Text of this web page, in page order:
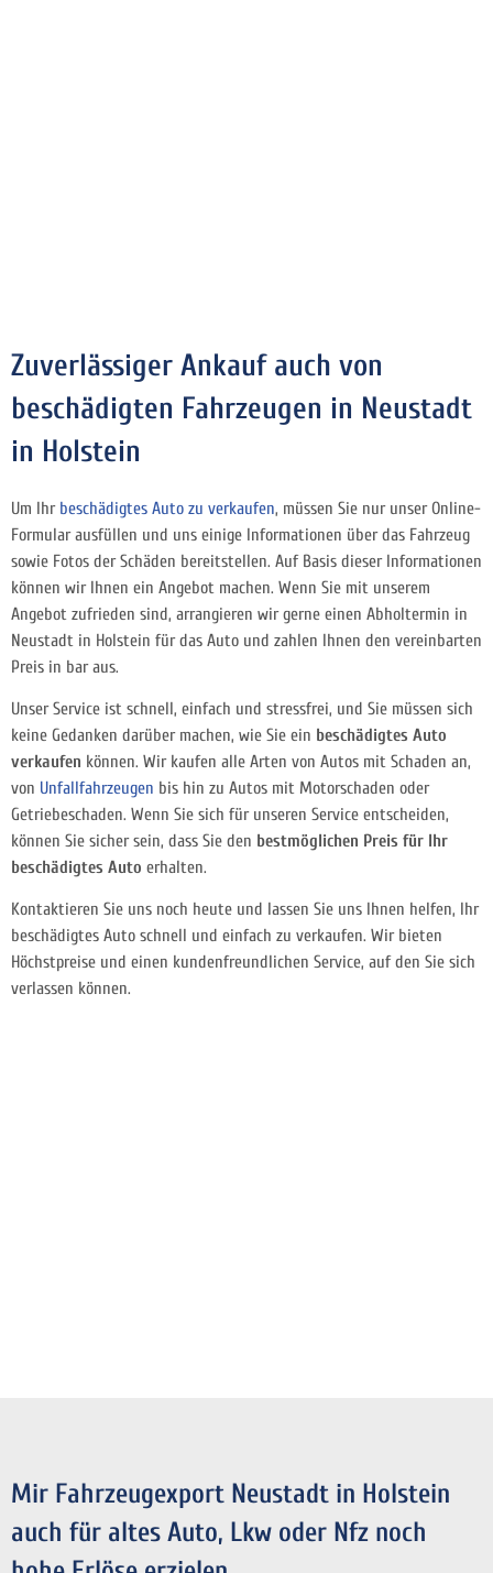
Zuverlässiger Ankauf auch von
beschädigten Fahrzeugen in Neustadt
in Holstein
Um Ihr beschädigtes Auto zu verkaufen, müssen Sie nur unser Online-
Formular ausfüllen und uns einige Informationen über das Fahrzeug
sowie Fotos der Schäden bereitstellen. Auf Basis dieser Informationen
können wir Ihnen ein Angebot machen. Wenn Sie mit unserem
Angebot zufrieden sind, arrangieren wir gerne einen Abholtermin in
Neustadt in Holstein für das Auto und zahlen Ihnen den vereinbarten
Preis in bar aus.
Unser Service ist schnell, einfach und stressfrei, und Sie müssen sich
keine Gedanken darüber machen, wie Sie ein beschädigtes Auto
verkaufen können. Wir kaufen alle Arten von Autos mit Schaden an,
von Unfallfahrzeugen bis hin zu Autos mit Motorschaden oder
Getriebeschaden. Wenn Sie sich für unseren Service entscheiden,
können Sie sicher sein, dass Sie den bestmöglichen Preis für Ihr
beschädigtes Auto erhalten.
Kontaktieren Sie uns noch heute und lassen Sie uns Ihnen helfen, Ihr
beschädigtes Auto schnell und einfach zu verkaufen. Wir bieten
Höchstpreise und einen kundenfreundlichen Service, auf den Sie sich
verlassen können.
Mir Fahrzeugexport Neustadt in Holstein
auch für altes Auto, Lkw oder Nfz noch